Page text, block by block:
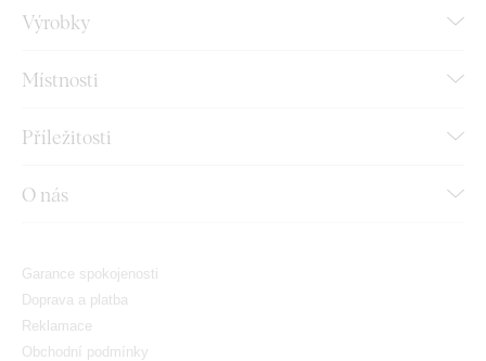
Výrobky
Místnosti
Příležitosti
O nás
Garance spokojenosti
Doprava a platba
Reklamace
Obchodní podmínky